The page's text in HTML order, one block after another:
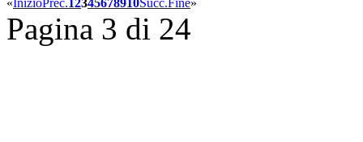
«InizioPrec.12345678910Succ.Fine»
Pagina 3 di 24